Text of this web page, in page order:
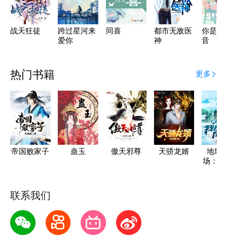
战天狂徒
跨过星河来
爱你
同喜
都市无敌医
神
你是我
音
热门书籍 更多
帝国败家子 蛊玉 傲天邪尊 天骄龙婿
地球
场：
联系我们